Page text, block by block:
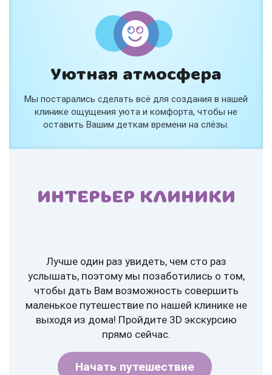
Уютная атмосфера
Мы постарались сделать всё для создания в нашей
клинике ощущения уюта и комфорта, чтобы не
оставить Вашим деткам времени на слёзы.
ИНТЕРЬЕР КЛИНИКИ
Лучше один раз увидеть, чем сто раз
услышать, поэтому мы позаботились о том,
чтобы дать Вам возможность совершить
маленькое путешествие по нашей клинике не
выходя из дома! Пройдите 3D экскурсию
прямо сейчас.
Начать путешествие